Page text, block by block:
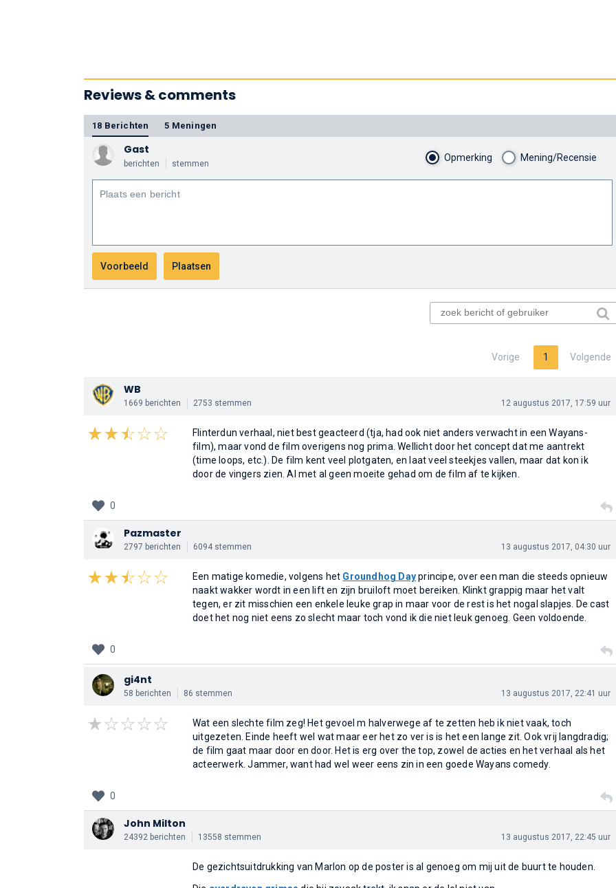
Reviews & comments
18 Berichten 5 Meningen
Gast
berichten stemmen
Opmerking Mening/Recensie
Vorige 1 Volgende
WB
1669 berichten 2753 stemmen 12 augustus 2017, 17:59 uur
Flinterdun verhaal, niet best geacteerd (tja, had ook niet anders verwacht in een Wayans-
film), maar vond de film overigens nog prima. Wellicht door het concept dat me aantrekt
(time loops, etc.). De film kent veel plotgaten, en laat veel steekjes vallen, maar dat kon ik
door de vingers zien. Al met al geen moeite gehad om de film af te kijken.
0
Pazmaster
2797 berichten 6094 stemmen 13 augustus 2017, 04:30 uur
Een matige komedie, volgens het Groundhog Dayprincipe, over een man die steeds opnieuw
naakt wakker wordt in een lift en zijn bruiloft moet bereiken. Klinkt grappig maar het valt
tegen, er zit misschien een enkele leuke grap in maar voor de rest is het nogal slapjes. De cast
doet het nog niet eens zo slecht maar toch vond ik die niet leuk genoeg. Geen voldoende.
0
gi4nt
58 berichten 86 stemmen 13 augustus 2017, 22:41 uur
Wat een slechte film zeg! Het gevoel m halverwege af te zetten heb ik niet vaak, toch
uitgezeten. Einde heeft wel wat maar eer het zo ver is is het een lange zit. Ook vrij langdradig;
de film gaat maar door en door. Het is erg over the top, zowel de acties en het verhaal als het
acteerwerk. Jammer, want had wel weer eens zin in een goede Wayans comedy.
0
John Milton
24392 berichten 13558 stemmen 13 augustus 2017, 22:45 uur
De gezichtsuitdrukking van Marlon op de poster is al genoeg om mij uit de buurt te houden.